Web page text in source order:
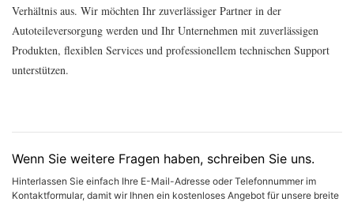
Verhältnis aus. Wir möchten Ihr zuverlässiger Partner in der
Autoteileversorgung werden und Ihr Unternehmen mit zuverlässigen
Produkten, flexiblen Services und professionellem technischen Support
unterstützen.
Wenn Sie weitere Fragen haben, schreiben Sie uns.
Hinterlassen Sie einfach Ihre E-Mail-Adresse oder Telefonnummer im
Kontaktformular, damit wir Ihnen ein kostenloses Angebot für unsere breite